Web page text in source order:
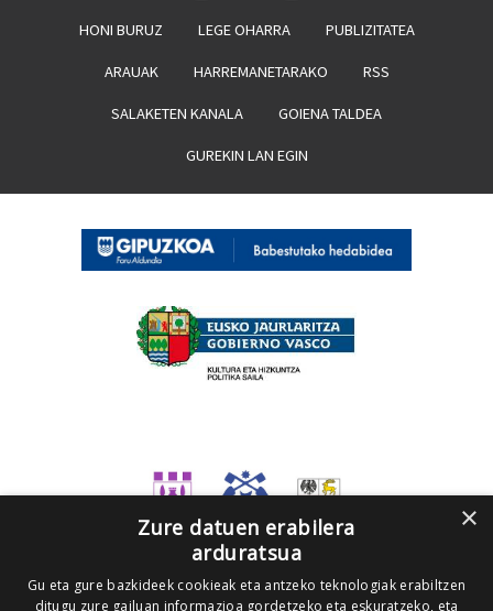
HONI BURUZ LEGE OHARRA PUBLIZITATEA
ARAUAK HARREMANETARAKO RSS
SALAKETEN KANALA GOIENA TALDEA
GUREKIN LAN EGIN
×
Zure datuen erabilera
arduratsua
Gu eta gure bazkideek cookieak eta antzeko teknologiak erabiltzen
ditugu zure gailuan informazioa gordetzeko eta eskuratzeko, eta